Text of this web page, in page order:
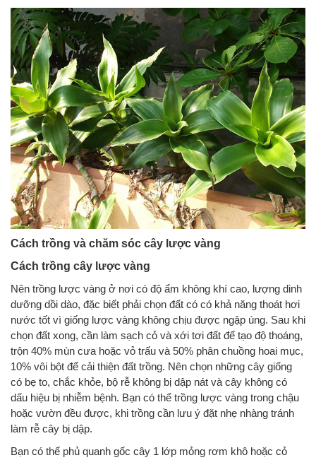
Cách trồng và chăm sóc cây lược vàng
Cách trồng cây lược vàng
Nên trồng lược vàng ở nơi có độ ẩm không khí cao, lượng dinh
dưỡng dồi dào, đặc biết phải chọn đất có có khả năng thoát hơi
nước tốt vì giống lược vàng không chịu được ngập úng. Sau khi
chọn đất xong, cần làm sạch cỏ và xới tơi đất để tạo độ thoáng,
trộn 40% mùn cưa hoặc vỏ trấu và 50% phân chuồng hoai mục,
10% vôi bột để cải thiện đất trồng. Nên chọn những cây giống
có bẹ to, chắc khỏe, bộ rễ không bị dập nát và cây không có
dấu hiệu bị nhiễm bệnh. Bạn có thể trồng lược vàng trong chậu
hoặc vườn đều được, khi trồng cần lưu ý đặt nhẹ nhàng tránh
làm rễ cây bị dập.
Bạn có thể phủ quanh gốc cây 1 lớp mỏng rơm khô hoặc cỏ